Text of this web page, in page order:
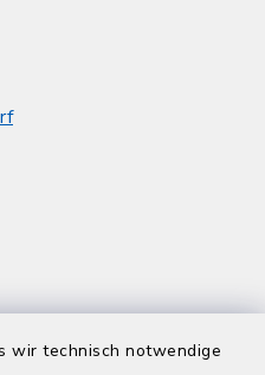
wir technisch notwendige